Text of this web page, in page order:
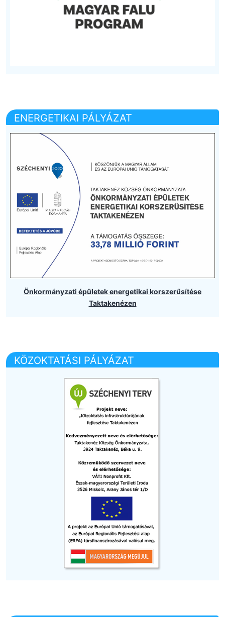
ENERGETIKAI PÁLYÁZAT
Önkormányzati épületek energetikai korszerűsítése
Taktakenézen
KÖZOKTATÁSI PÁLYÁZAT